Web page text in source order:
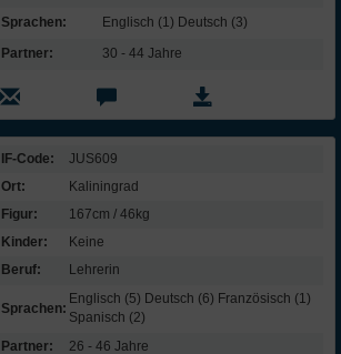
Sprachen:
Englisch (1) Deutsch (3)
Partner:
30 - 44 Jahre
IF-Code:
JUS609
Ort:
Kaliningrad
Figur:
167cm / 46kg
Kinder:
Keine
Beruf:
Lehrerin
Sprachen:
Englisch (5) Deutsch (6) Französisch (1)
Spanisch (2)
Partner:
26 - 46 Jahre